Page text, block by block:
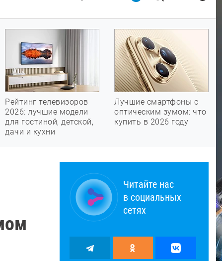
Рейтинг телевизоров
2026: лучшие модели
для гостиной, детской,
дачи и кухни
Лучшие смартфоны с
оптическим зумом: что
купить в 2026 году
Читайте нас
в социальных
сетях